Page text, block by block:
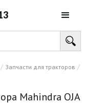
/ Запчасти для тракторов /
Mahindra OJA